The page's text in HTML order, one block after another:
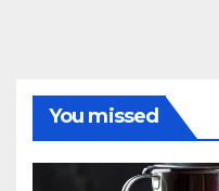
You missed